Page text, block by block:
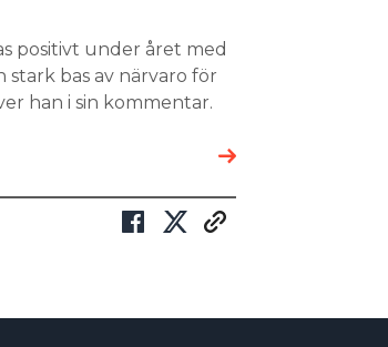
positivt under året med
stark bas av närvaro för
han i sin kommentar.